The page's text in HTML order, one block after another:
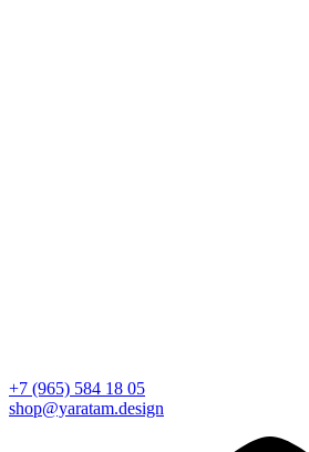
+7 (965) 584 18 05
shop@yaratam.design